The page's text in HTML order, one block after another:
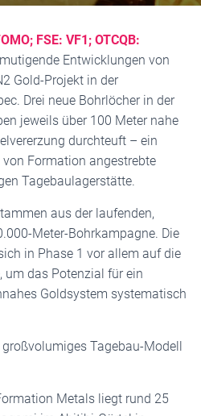
FSE: VF1; OTCQB:
Entwicklungen von
Gold-Projekt in der
Drei neue Bohrlöcher in der
jeweils über 100 Meter nahe
durchteuft – ein
Formation angestrebte
Tagebaulagerstätte.
aus der laufenden,
Meter-Bohrkampagne. Die
in Phase 1 vor allem auf die
um das Potenzial für ein
Goldsystem systematisch
Tagebau-Modell
Metals liegt rund 25